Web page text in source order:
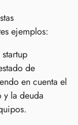
ejemplos:
de
en cuenta el
y la deuda